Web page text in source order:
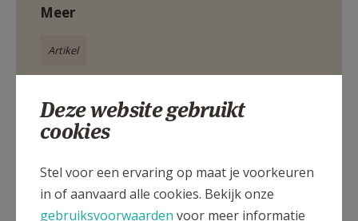
Meer
Artikel
Deze website gebruikt
cookies
Stel voor een ervaring op maat je voorkeuren
in of aanvaard alle cookies. Bekijk onze
gebruiksvoorwaarden voor meer informatie